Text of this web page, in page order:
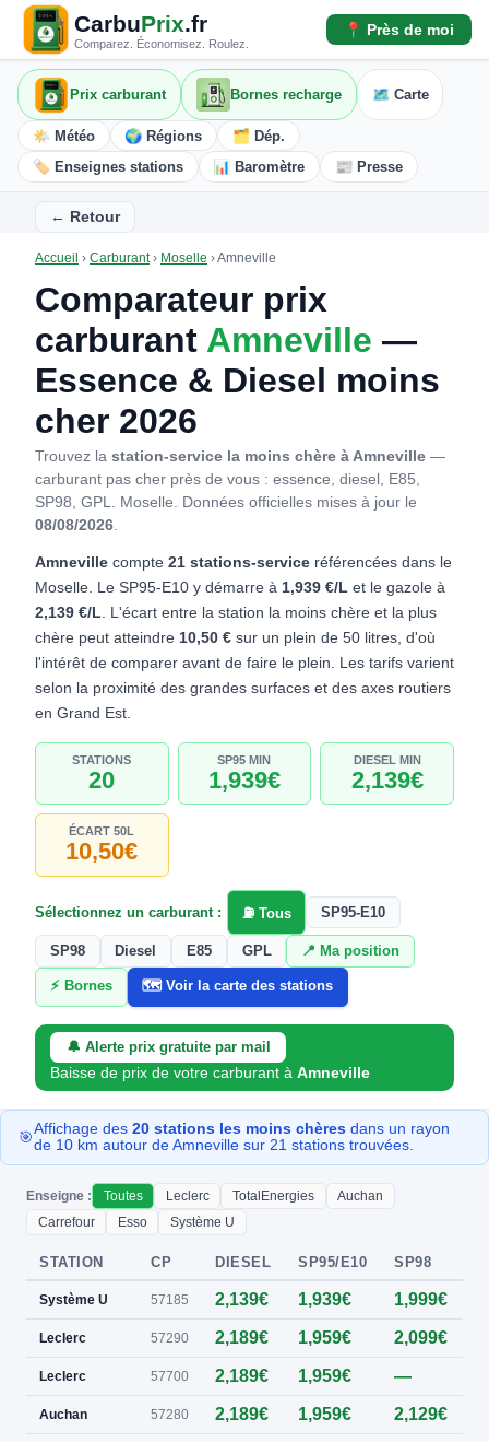
CarbuPrix.fr
Comparez. Économisez. Roulez.
📍 Près de moi
Prix carburant Bornes recharge 🗺️ Carte
🌤️ Météo 🌍 Régions
🗂️ Dép.
🏷️ Enseignes stations
📊 Baromètre 📰 Presse
← Retour
Accueil › Carburant› Moselle ›Amneville
Comparateur prix
carburant Amneville —
Essence & Diesel moins
cher 2026
Trouvez la station-service la moins chère à Amneville —
carburant pas cher près de vous : essence, diesel, E85,
SP98, GPL. Moselle. Données officielles mises à jour le
08/08/2026.
Amneville compte 21 stations-service référencées dans le
Moselle. Le SP95-E10 y démarre à 1,939 €/L et le gazole à
2,139 €/L. L'écart entre la station la moins chère et la plus
chère peut atteindre 10,50 € sur un plein de 50 litres, d'où
l'intérêt de comparer avant de faire le plein. Les tarifs varient
selon la proximité des grandes surfaces et des axes routiers
en Grand Est.
STATIONS
20
SP95 MIN
1,939€
DIESEL MIN
2,139€
ÉCART 50L
10,50€
Sélectionnez un carburant : ⛽ Tous SP95-E10
SP98 Diesel E85 GPL 📍 Ma position
⚡ Bornes 🗺️ Voir la carte des stations
🔔 Alerte prix gratuite par mail
Baisse de prix de votre carburant àAmneville
🎯Affichage des 20 stations les moins chères dans un rayon
de 10 km autour de Amneville sur 21 stations trouvées.
Enseigne : Toutes Leclerc TotalEnergies
Auchan
Carrefour
Esso Système U
STATION CP DIESEL SP95/E10 SP98
Système U 57185 2,139€ 1,939€ 1,999€
Leclerc 57290 2,189€ 1,959€ 2,099€
Leclerc 57700 2,189€ 1,959€ —
Auchan 57280 2,189€ 1,959€ 2,129€